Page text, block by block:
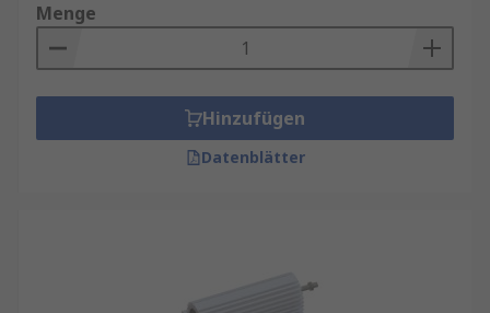
Menge
Hinzufügen
Datenblätter